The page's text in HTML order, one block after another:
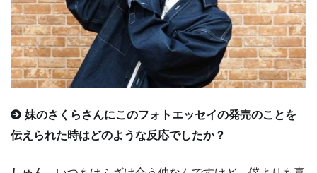
妹のさくらさんにこのフォトエッセイの発売のことを
伝えられた時はどのような反応でしたか？